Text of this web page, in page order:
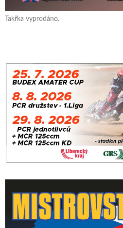
Takřka vyprodáno.